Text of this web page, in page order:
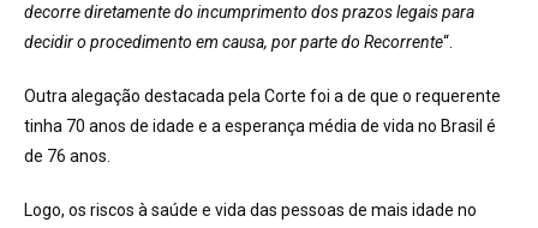
decorre diretamente do incumprimento dos prazos legais para
decidir o procedimento em causa, por parte do Recorrente“.
Outra alegação destacada pela Corte foi a de que o requerente
tinha 70 anos de idade e a esperança média de vida no Brasil é
de 76 anos.
Logo, os riscos à saúde e vida das pessoas de mais idade no